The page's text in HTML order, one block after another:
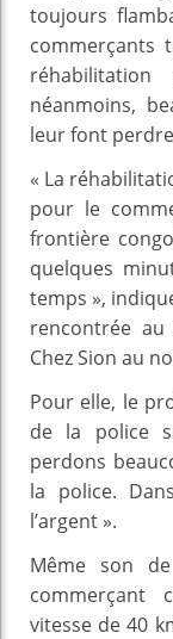
toujours
commerçants
néanmoins,
leur font
« La
pour le
frontière
quelques
temps »,
rencontrée
Chez Sion au
Pour elle, le
de la police
perdons
la police.
l’argent ».
Même son
commerçant
vitesse de 40